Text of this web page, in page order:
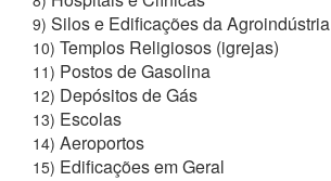
9) Silos e Edificações da Agroindústria
10) Templos Religiosos (igrejas)
11) Postos de Gasolina
12) Depósitos de Gás
13) Escolas
14) Aeroportos
15) Edificações em Geral